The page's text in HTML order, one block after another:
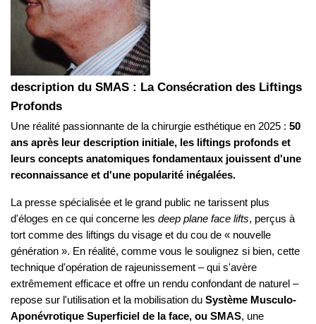
description du SMAS : La Consécration des Liftings
Profonds
Une réalité passionnante de la chirurgie esthétique en 2025 : 50
ans après leur description initiale, les liftings profonds et
leurs concepts anatomiques fondamentaux jouissent d'une
reconnaissance et d'une popularité inégalées.
La presse spécialisée et le grand public ne tarissent plus
d'éloges en ce qui concerne les deep plane face lifts, perçus à
tort comme des liftings du visage et du cou de « nouvelle
génération ». En réalité, comme vous le soulignez si bien, cette
technique d'opération de rajeunissement – qui s'avère
extrêmement efficace et offre un rendu confondant de naturel –
repose sur l'utilisation et la mobilisation du Système Musculo-
Aponévrotique Superficiel de la face, ou SMAS, une